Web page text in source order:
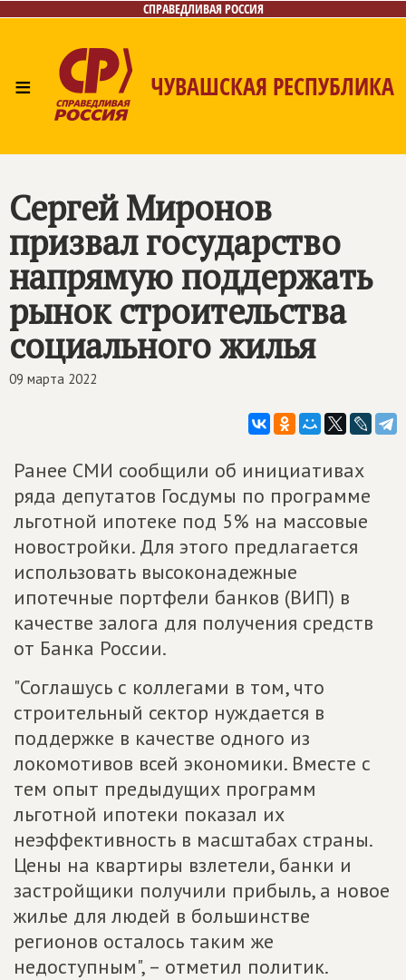
СПРАВЕДЛИВАЯ РОССИЯ
≡ ЧУВАШСКАЯ РЕСПУБЛИКА
Сергей Миронов
призвал государство
напрямую поддержать
рынок строительства
социального жилья
09 марта 2022
Ранее СМИ сообщили об инициативах
ряда депутатов Госдумы по программе
льготной ипотеке под 5% на массовые
новостройки. Для этого предлагается
использовать высоконадежные
ипотечные портфели банков (ВИП) в
качестве залога для получения средств
от Банка России.
"Соглашусь с коллегами в том, что
строительный сектор нуждается в
поддержке в качестве одного из
локомотивов всей экономики. Вместе с
тем опыт предыдущих программ
льготной ипотеки показал их
неэффективность в масштабах страны.
Цены на квартиры взлетели, банки и
застройщики получили прибыль, а новое
жилье для людей в большинстве
регионов осталось таким же
недоступным", – отметил политик.